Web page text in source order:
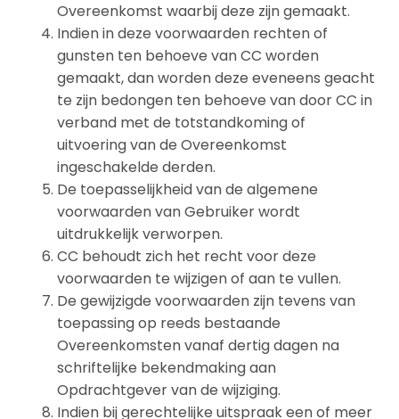
Overeenkomst waarbij deze zijn gemaakt.
Indien in deze voorwaarden rechten of
gunsten ten behoeve van CC worden
gemaakt, dan worden deze eveneens geacht
te zijn bedongen ten behoeve van door CC in
verband met de totstandkoming of
uitvoering van de Overeenkomst
ingeschakelde derden.
De toepasselijkheid van de algemene
voorwaarden van Gebruiker wordt
uitdrukkelijk verworpen.
CC behoudt zich het recht voor deze
voorwaarden te wijzigen of aan te vullen.
De gewijzigde voorwaarden zijn tevens van
toepassing op reeds bestaande
Overeenkomsten vanaf dertig dagen na
schriftelijke bekendmaking aan
Opdrachtgever van de wijziging.
Indien bij gerechtelijke uitspraak een of meer